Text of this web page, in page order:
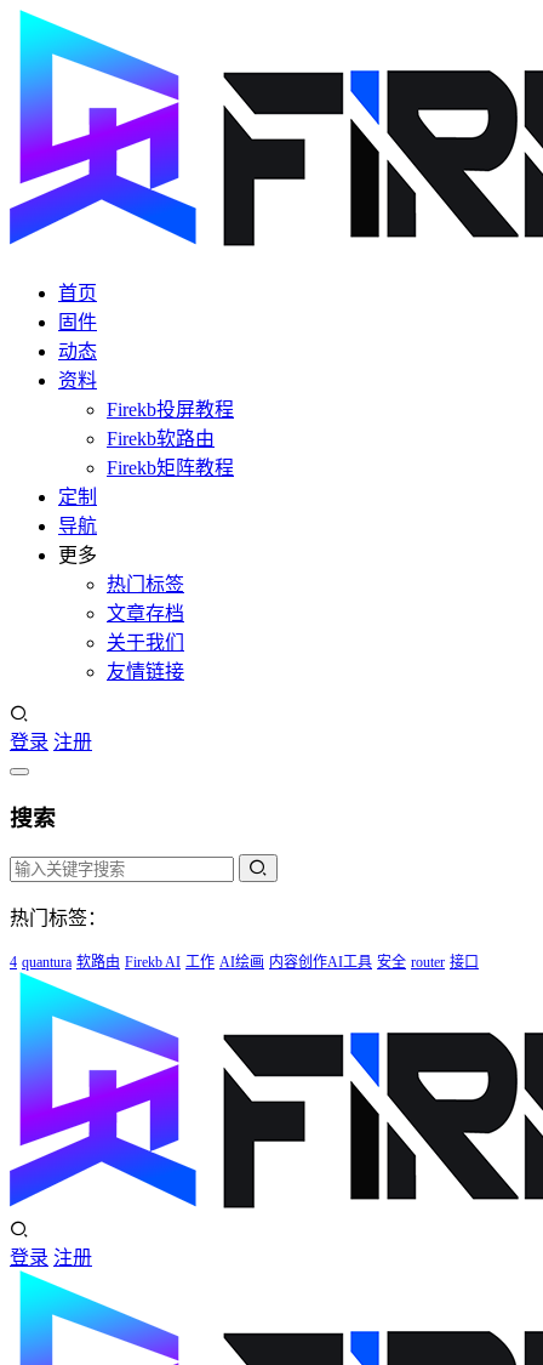
首页
固件
动态
资料
Firekb投屏教程
Firekb软路由
Firekb矩阵教程
定制
导航
更多
热门标签
文章存档
关于我们
友情链接
登录 注册
搜索
热门标签：
4 quantura 软路由 Firekb AI 工作 AI绘画 内容创作AI工具 安全 router 接口
登录 注册